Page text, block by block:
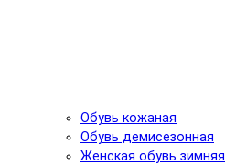
Обувь кожаная
Обувь демисезонная
Женская обувь зимняя